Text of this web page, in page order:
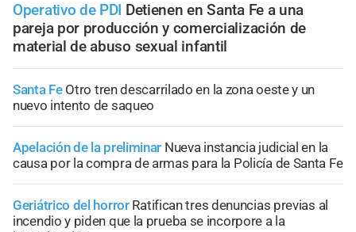
Operativo de PDI Detienen en Santa Fe a una
pareja por producción y comercialización de
material de abuso sexual infantil
Santa Fe Otro tren descarrilado en la zona oeste y un
nuevo intento de saqueo
Apelación de la preliminar Nueva instancia judicial en la
causa por la compra de armas para la Policía de Santa Fe
Geriátrico del horror Ratifican tres denuncias previas al
incendio y piden que la prueba se incorpore a la